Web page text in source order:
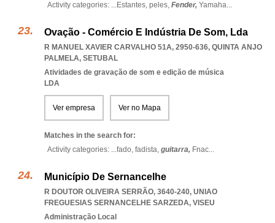
Activity categories: ...Estantes, peles, Fender, Yamaha...
Ovação - Comércio E Indústria De Som, Lda
R MANUEL XAVIER CARVALHO 51A, 2950-636, QUINTA ANJO
PALMELA, SETUBAL
Atividades de gravação de som e edição de música
LDA
Ver empresa Ver no Mapa
Matches in the search for:
Activity categories: ...fado, fadista, guitarra, Fnac...
Município De Sernancelhe
R DOUTOR OLIVEIRA SERRÃO, 3640-240, UNIAO
FREGUESIAS SERNANCELHE SARZEDA, VISEU
Administração Local